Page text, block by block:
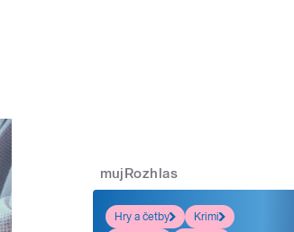
mujRozhlas
Hry a četby
Krimi